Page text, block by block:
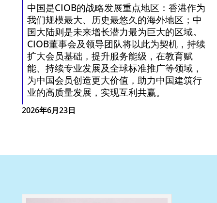
中国是CIOB的战略发展重点地区：香港作为
我们规模最大、历史最悠久的海外地区；中
国大陆则是未来增长潜力最为巨大的区域。
CIOB董事会及领导团队将以此为契机，持续
扩大会员基础，提升服务能级，在教育赋
能、持续专业发展及全球标准推广等领域，
为中国会员创造更大价值，助力中国建筑行
业的高质量发展，实现互利共赢。
2026年6月23日